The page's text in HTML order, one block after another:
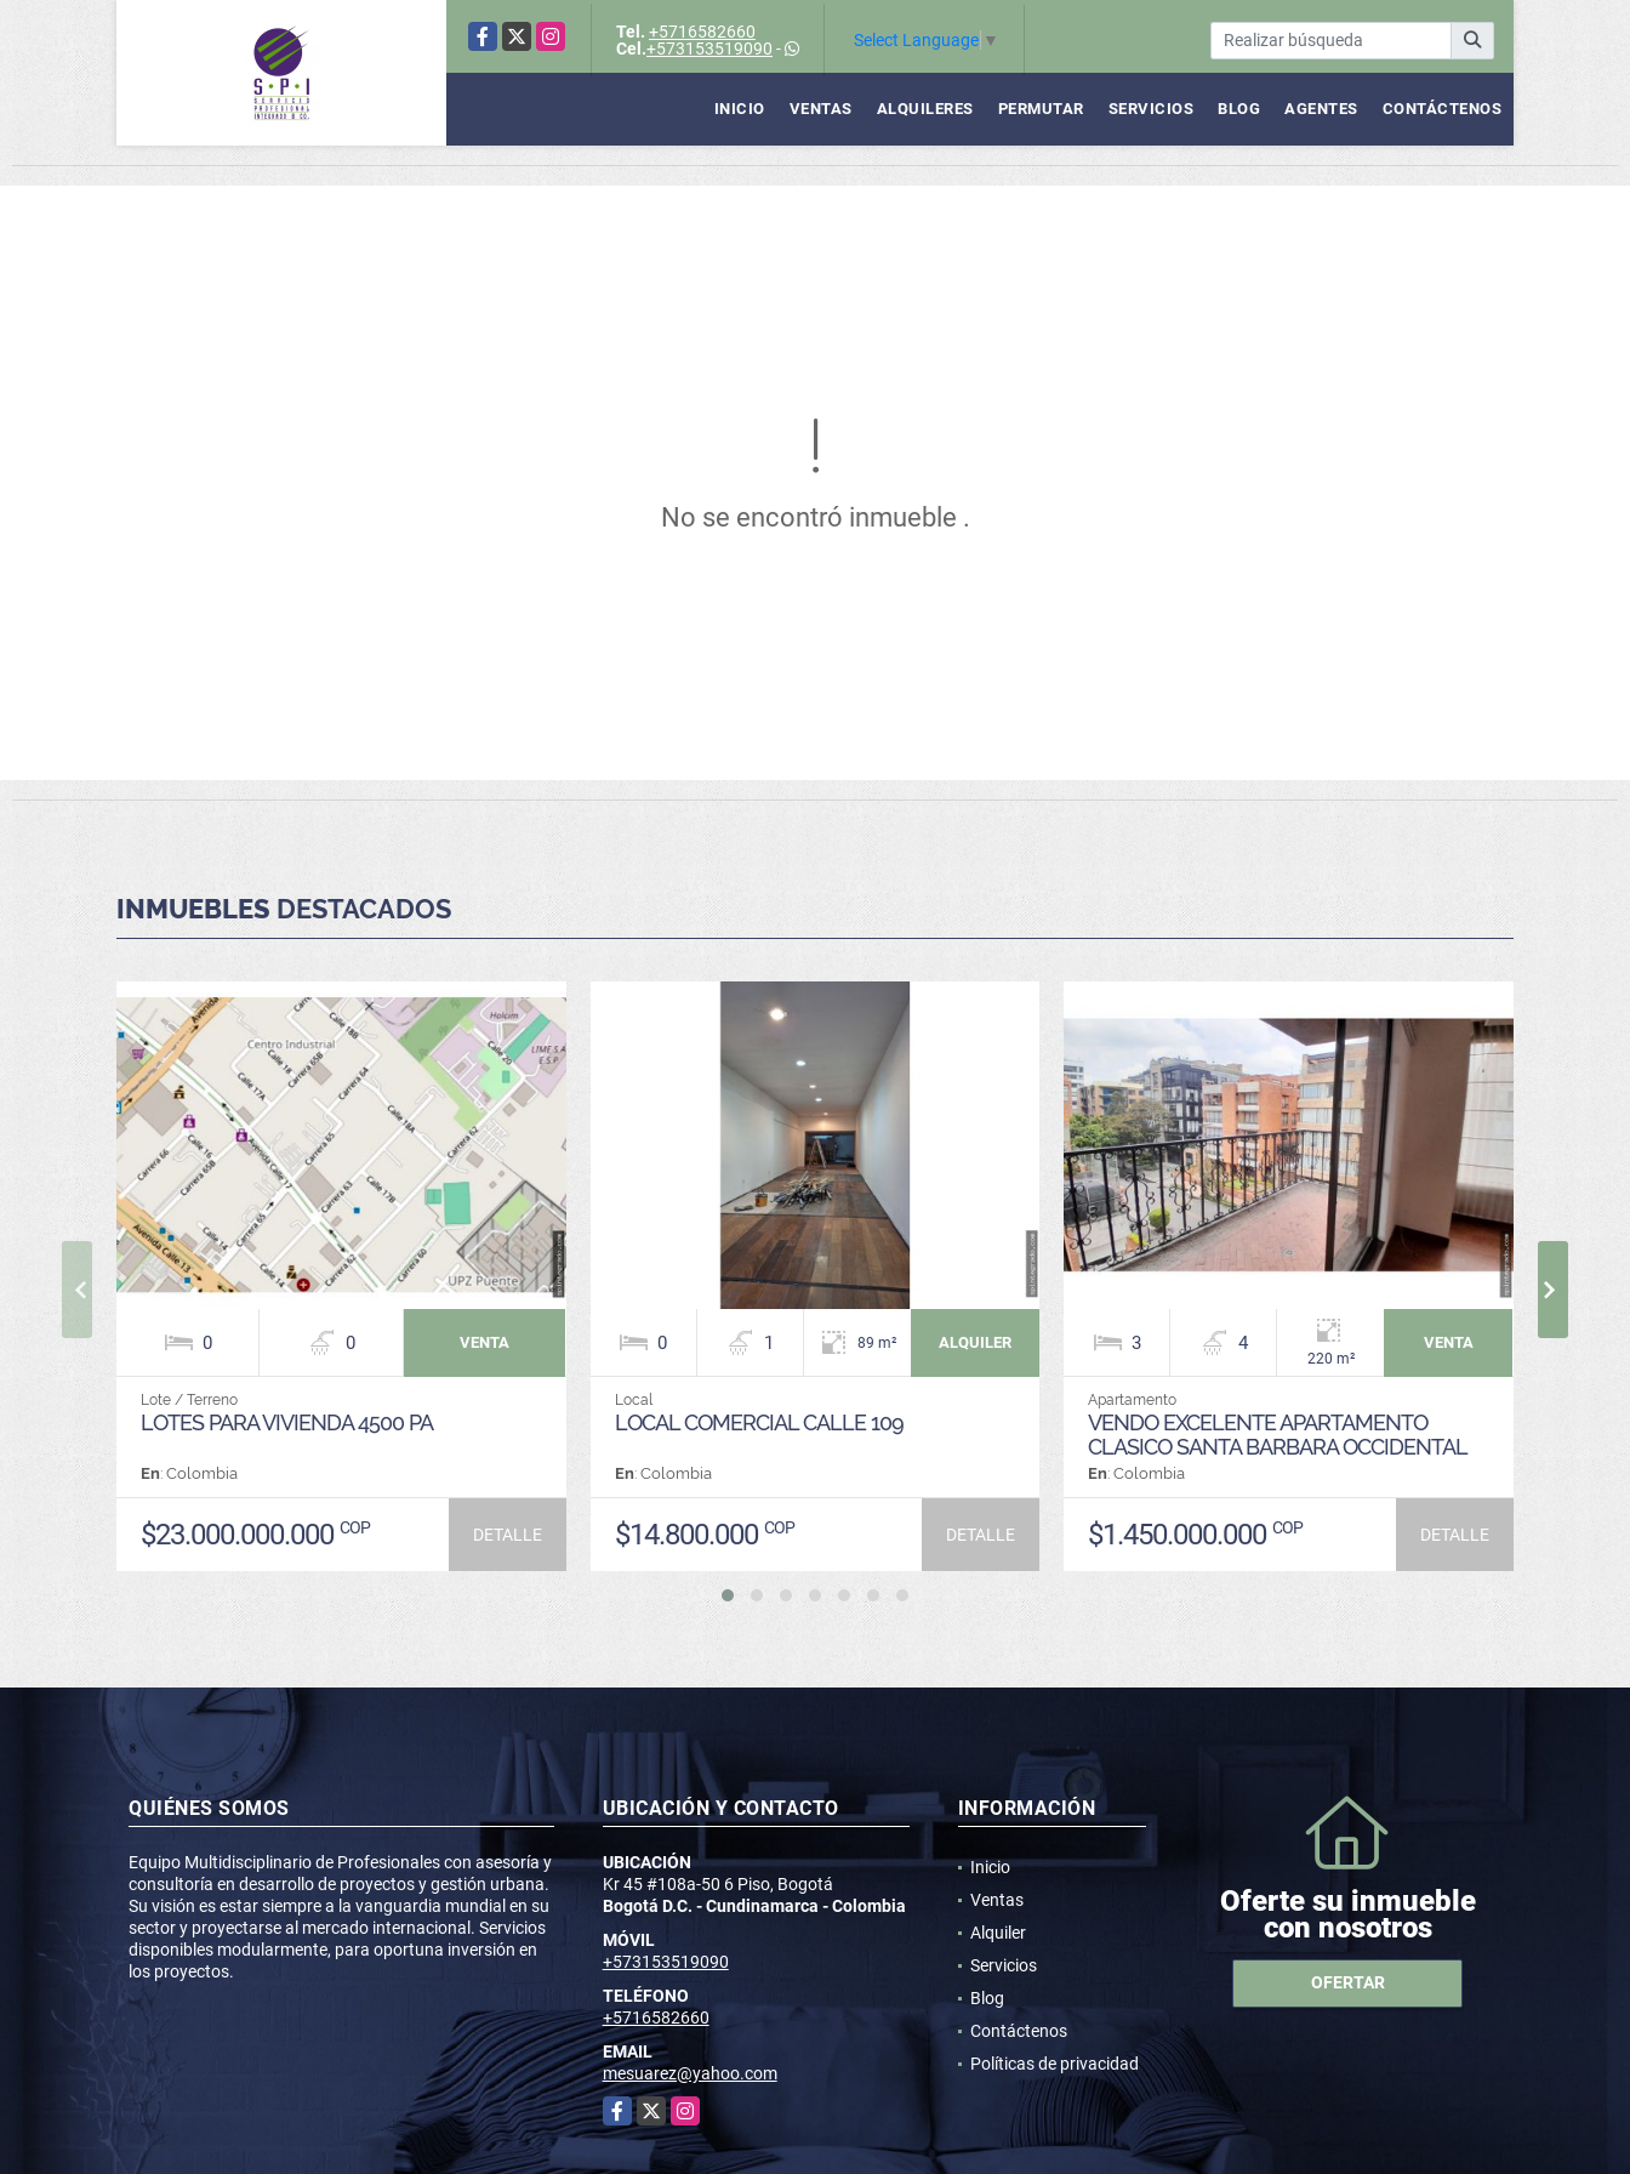
Facebook
X Instagram Tel. +5716582660
Cel.+573153519090 - Select Language ▼
INICIO VENTAS ALQUILERES PERMUTAR SERVICIOS BLOG AGENTES CONTÁCTENOS
No se encontró inmueble .
INMUEBLES DESTACADOS
0 0 VENTA
Lote / Terreno
LOTES PARA VIVIENDA 4500 PA
En: Colombia
$23.000.000.000 COP DETALLE
0 1 89 m² ALQUILER
Local
LOCAL COMERCIAL CALLE 109
En: Colombia
$14.800.000 COP DETALLE
3 4
220 m²
VENTA
Apartamento
VENDO EXCELENTE APARTAMENTO
CLASICO SANTA BARBARA OCCIDENTAL
220 M2
En: Colombia
$1.450.000.000COP DETALLE
QUIÉNES SOMOS
Equipo Multidisciplinario de Profesionales con asesoría y
consultoría en desarrollo de proyectos y gestión urbana.
Su visión es estar siempre a la vanguardia mundial en su
sector y proyectarse al mercado internacional. Servicios
disponibles modularmente, para oportuna inversión en
los proyectos.
UBICACIÓN Y CONTACTO
UBICACIÓN
Kr 45 #108a-50 6 Piso, Bogotá
Bogotá D.C. - Cundinamarca - Colombia
MÓVIL
+573153519090
TELÉFONO
+5716582660
EMAIL
mesuarez@yahoo.com
Facebook
X Instagram
INFORMACIÓN
Inicio
Ventas
Alquiler
Servicios
Blog
Contáctenos
Políticas de privacidad
Oferte su inmueble
con nosotros
OFERTAR